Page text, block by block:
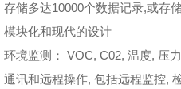
存储多达10000个数据记录,或存
模块化和现代的设计
环境监测： VOC, C02, 温度, 压
通讯和远程操作, 包括远程监控,